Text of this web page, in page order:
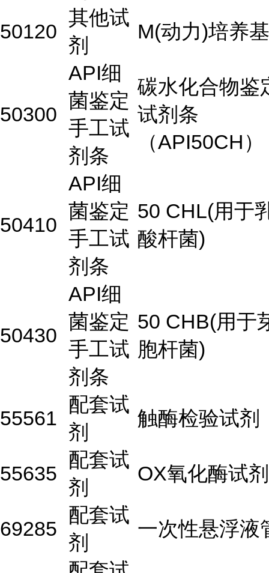
50120
其他试
剂
M(动力)培养基
50300
API细
菌鉴定
手工试
剂条
碳水化合物鉴
试剂条
（API50CH）
50410
API细
菌鉴定
手工试
剂条
50 CHL(用于
酸杆菌)
50430
API细
菌鉴定
手工试
剂条
50 CHB(用于
胞杆菌)
55561
配套试
剂
触酶检验试剂
55635
配套试
剂
OX氧化酶试剂
69285
配套试
剂
一次性悬浮液